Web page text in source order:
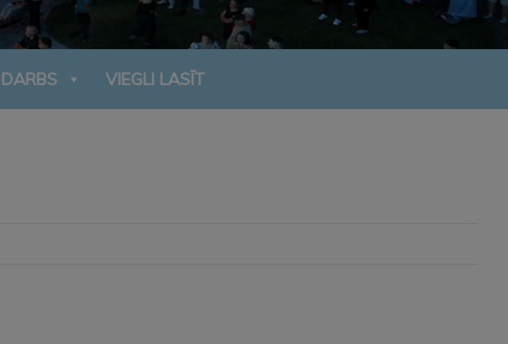
DARBS VIEGLI LASĪT